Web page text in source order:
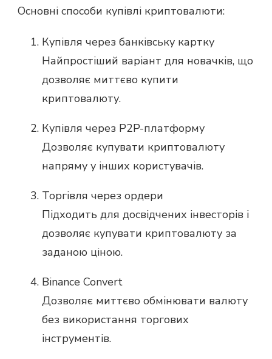
Основні способи купівлі криптовалюти:
Купівля через банківську картку
Найпростіший варіант для новачків, що
дозволяє миттєво купити
криптовалюту.
Купівля через P2P-платформу
Дозволяє купувати криптовалюту
напряму у інших користувачів.
Торгівля через ордери
Підходить для досвідчених інвесторів і
дозволяє купувати криптовалюту за
заданою ціною.
Binance Convert
Дозволяє миттєво обмінювати валюту
без використання торгових
інструментів.